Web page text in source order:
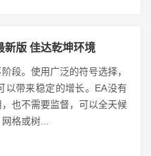
新版 佳达乾坤环境
段。使用广泛的符号选择，
以带来稳定的增长。EA没有
也不需要监督，可以全天候
格或树...